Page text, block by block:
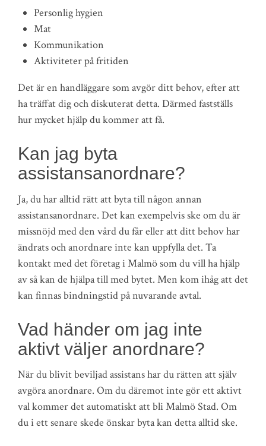
Personlig hygien
Mat
Kommunikation
Aktiviteter på fritiden
Det är en handläggare som avgör ditt behov, efter att
ha träffat dig och diskuterat detta. Därmed fastställs
hur mycket hjälp du kommer att få.
Kan jag byta
assistansanordnare?
Ja, du har alltid rätt att byta till någon annan
assistansanordnare. Det kan exempelvis ske om du är
missnöjd med den vård du får eller att ditt behov har
ändrats och anordnare inte kan uppfylla det. Ta
kontakt med det företag i Malmö som du vill ha hjälp
av så kan de hjälpa till med bytet. Men kom ihåg att det
kan finnas bindningstid på nuvarande avtal.
Vad händer om jag inte
aktivt väljer anordnare?
När du blivit beviljad assistans har du rätten att själv
avgöra anordnare. Om du däremot inte gör ett aktivt
val kommer det automatiskt att bli Malmö Stad. Om
du i ett senare skede önskar byta kan detta alltid ske.